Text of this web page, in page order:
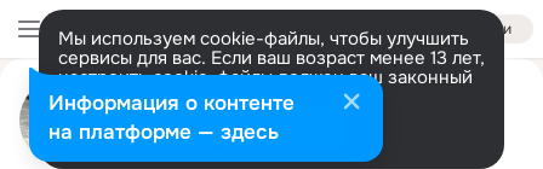
Войти
Мы используем cookie-файлы, чтобы улучшить
сервисы для вас. Если ваш возраст менее 13 лет,
настроить cookie-файлы должен ваш законный
представитель. Больше информации
Разрешить все Настроить
Маргарита Коновалова
Подольск 5 мая (37 лет)
Подробнее
Информация о контенте
на платформе — здесь